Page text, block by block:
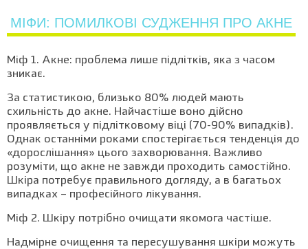
МІФИ: ПОМИЛКОВІ СУДЖЕННЯ ПРО АКНЕ
Міф 1. Акне: проблема лише підлітків, яка з часом
зникає.
За статистикою, близько 80% людей мають
схильність до акне. Найчастіше воно дійсно
проявляється у підлітковому віці (70-90% випадків).
Однак останніми роками спостерігається тенденція до
«дорослішання» цього захворювання. Важливо
розуміти, що акне не завжди проходить самостійно.
Шкіра потребує правильного догляду, а в багатьох
випадках – професійного лікування.
Міф 2. Шкіру потрібно очищати якомога частіше.
Надмірне очищення та пересушування шкіри можуть